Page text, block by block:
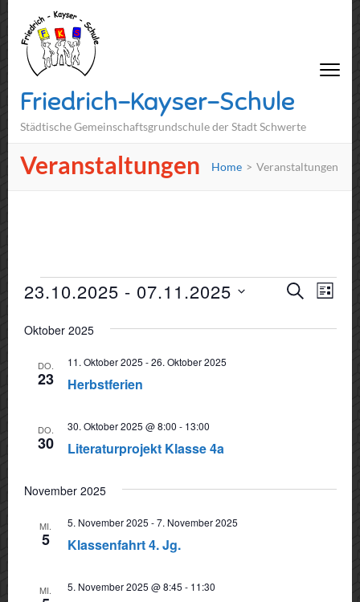
Friedrich-Kayser-Schule
Städtische Gemeinschaftsgrundschule der Stadt Schwerte
Veranstaltungen Home > Veranstaltungen
Veranstaltungen
und
SUCHE
LISTE
23.10.2025 - 07.11.2025
wählen.
Oktober 2025
DO.
23 Herbstferien
11. Oktober 2025 -26. Oktober 2025
DO.
30 Literaturprojekt Klasse 4a
30. Oktober 2025 @ 8:00 - 13:00
November 2025
MI.
5 Klassenfahrt 4. Jg.
5. November 2025 -7. November 2025
MI. 5. November 2025 @ 8:45 - 11:30